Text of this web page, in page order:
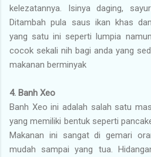
kelezatannya. Isinya daging,
Ditambah pula saus ikan khas
yang satu ini seperti lumpia
cocok sekali nih bagi anda yang
makanan berminyak
4. Banh Xeo
Banh Xeo ini adalah salah satu
yang memiliki bentuk seperti
Makanan ini sangat di gemari
mudah sampai yang tua.